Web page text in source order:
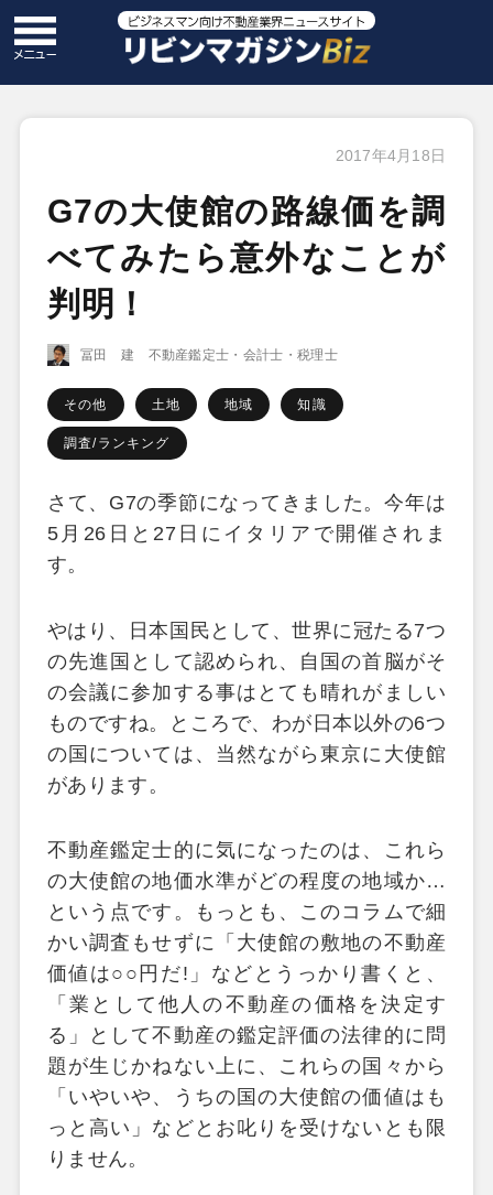
2017年4月18日
G7の大使館の路線価を調
べてみたら意外なことが
判明！
冨田 建 不動産鑑定士・会計士・税理士
その他 土地 地域 知識
調査/ランキング
さて、 G7の季節になってきました。今年は
5 月 26 日と 27 日にイタリアで開催されま
す。
やはり、日本国民として、世界に冠たる7つ
の先進国として認められ、自国の首脳がそ
の会議に参加する事はとても晴れがましい
ものですね。
ところで、わが日本以外の6つ
の国については、当然ながら東京に大使館
があります。
不動産鑑定士的に気になったのは、これら
の大使館の地価水準がどの程度の地域か…
という点です。もっとも、このコラムで細
かい調査もせずに「大使館の敷地の不動産
価値は○○ 円だ! 」などとうっかり書くと、
「業として他人の不動産の価格を決定す
る」として不動産の鑑定評価の法律的に問
題が生じかねない上に、これらの国々から
「いやいや、うちの国の大使館の価値はも
っと高い」などとお叱りを受けないとも限
りません。